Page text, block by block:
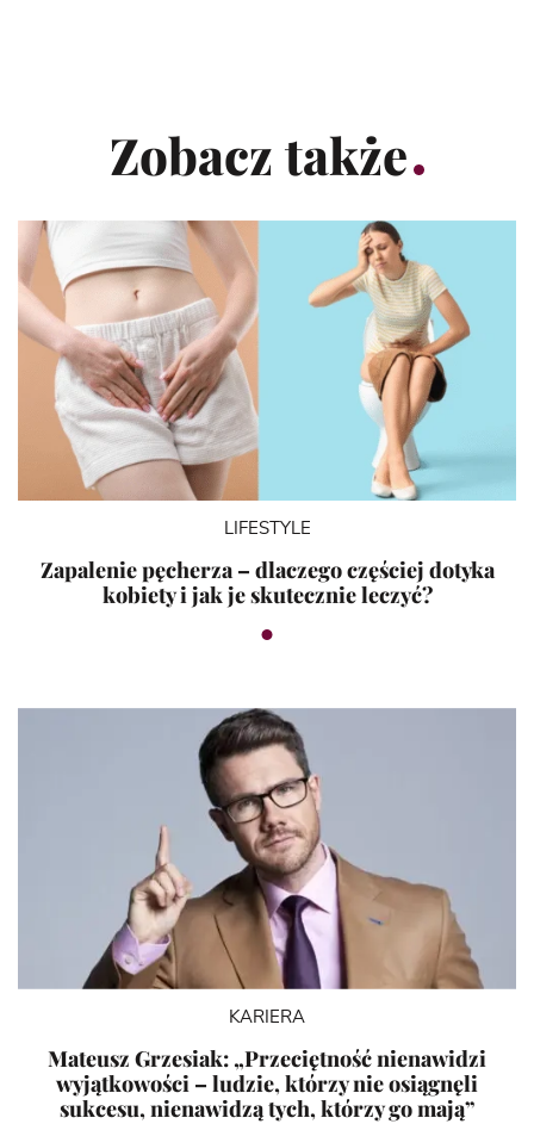
Zobacz także
LIFESTYLE
Zapalenie pęcherza – dlaczego częściej dotyka
kobiety i jak je skutecznie leczyć?
KARIERA
Mateusz Grzesiak: „Przeciętność nienawidzi
wyjątkowości – ludzie, którzy nie osiągnęli
sukcesu, nienawidzą tych, którzy go mają”